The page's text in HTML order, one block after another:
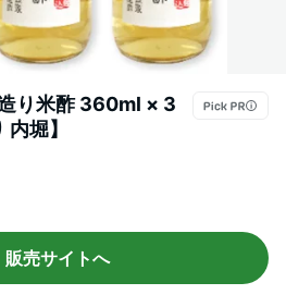
り米酢 360ml × 3
堀】
販売サイトへ